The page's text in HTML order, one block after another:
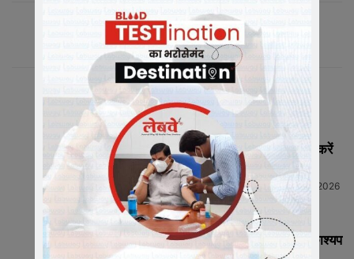
संबंधित लेख
मीडिया में संगठन को सशक्त रूप से प्रस्तुत करें
मीडिया प्रभारी...
HIGHLIGHTS Neeraj Barmecha July 13, 2026
राष्ट्रीय कार्याध्यक्ष व कैबिनेट मंत्री चेतन्य काश्यप
ने किया क्रीड़ा-भारती की...